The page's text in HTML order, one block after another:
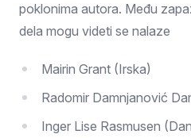
poklonima autora. Među
dela mogu videti se nalaze
Mairin Grant (Irska)
Radomir Damnjanović
Inger Lise Rasmusen